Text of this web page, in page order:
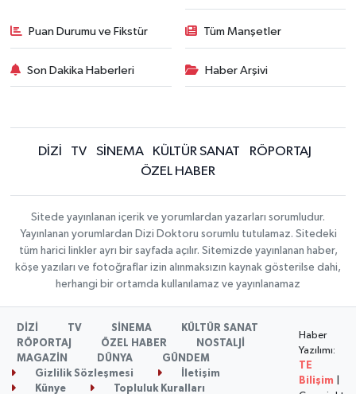
Puan Durumu ve Fikstür Tüm Manşetler
Son Dakika Haberleri Haber Arşivi
DİZİ TV SİNEMA KÜLTÜR SANAT
RÖPORTAJ
ÖZEL HABER
Sitede yayınlanan içerik ve yorumlardan yazarları sorumludur.
Yayınlanan yorumlardan Dizi Doktoru sorumlu tutulamaz. Sitedeki
tüm harici linkler ayrı bir sayfada açılır. Sitemizde yayınlanan haber,
köşe yazıları ve fotoğraflar izin alınmaksızın kaynak gösterilse dahi,
herhangi bir ortamda kullanılamaz ve yayınlanamaz
DİZİ TV SİNEMA
KÜLTÜR SANAT
RÖPORTAJ
ÖZEL HABER
NOSTALJİ
MAGAZİN
DÜNYA
GÜNDEM
Gizlilik Sözleşmesi
İletişim
Künye
Topluluk Kuralları
Haber
Yazılımı:
TE
Bilişim